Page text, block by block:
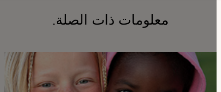
معلومات ذات الصلة.